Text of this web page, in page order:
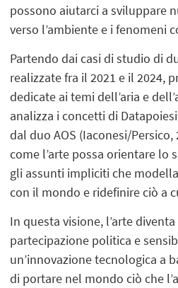
possono aiutarci a sviluppare
verso l’ambiente e i fenomeni
Partendo dai casi di studio di
realizzate fra il 2021 e il 2024,
dedicate ai temi dell’aria e
analizza i concetti di
dal duo AOS (Iaconesi/
come l’arte possa orientare lo
gli assunti impliciti che
con il mondo e ridefinire ciò a
In questa visione, l’arte
partecipazione politica e
un’innovazione tecnologica a
di portare nel mondo ciò che